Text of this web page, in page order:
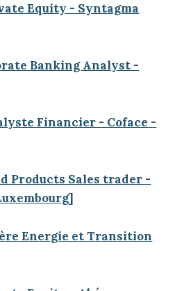
Equity - Syntagma
Banking Analyst -
Financier - Coface -
Products Sales trader -
Energie et Transition